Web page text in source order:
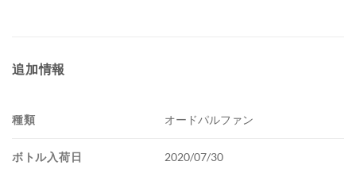
追加情報
種類 オードパルファン
ボトル入荷日 2020/07/30